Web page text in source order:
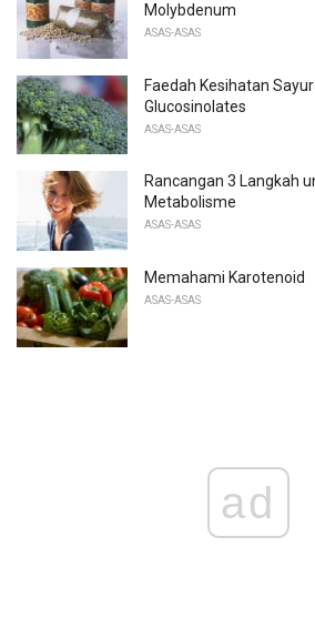
Molybdenum
ASAS-ASAS
Faedah Kesihatan
Glucosinolates
ASAS-ASAS
Rancangan 3 Langkah
Metabolisme
ASAS-ASAS
Memahami Karotenoid
ASAS-ASAS
ad